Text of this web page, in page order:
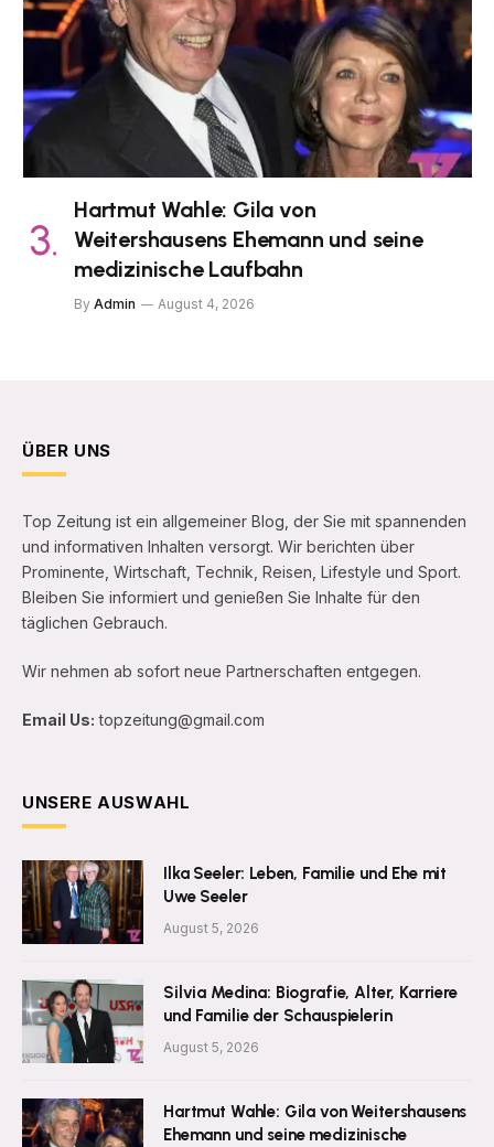
Hartmut Wahle: Gila von
Weitershausens Ehemann und seine
medizinische Laufbahn
By Admin August 4, 2026
ÜBER UNS
Top Zeitung ist ein allgemeiner Blog, der Sie mit spannenden
und informativen Inhalten versorgt. Wir berichten über
Prominente, Wirtschaft, Technik, Reisen, Lifestyle und Sport.
Bleiben Sie informiert und genießen Sie Inhalte für den
täglichen Gebrauch.
Wir nehmen ab sofort neue Partnerschaften entgegen.
Email Us: topzeitung@gmail.com
UNSERE AUSWAHL
Ilka Seeler: Leben, Familie und Ehe mit
Uwe Seeler
August 5, 2026
Silvia Medina: Biografie, Alter, Karriere
und Familie der Schauspielerin
August 5, 2026
Hartmut Wahle: Gila von Weitershausens
Ehemann und seine medizinische